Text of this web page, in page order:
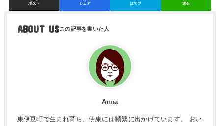
ポスト シェア はてブ 送る
ABOUT US
Anna
東伊豆町で生まれ育ち、伊東には頻繁に出かけています。 おい